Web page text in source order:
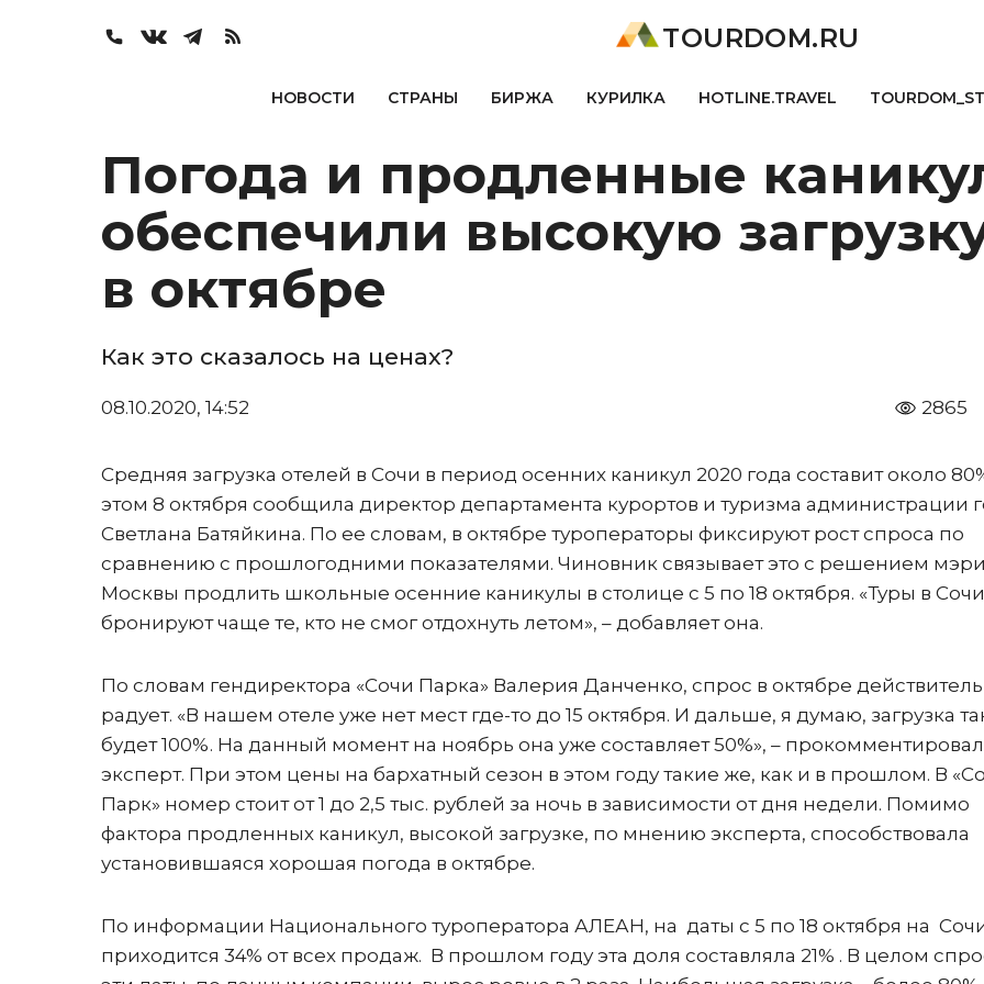
TOURDOM.RU
НОВОСТИ СТРАНЫ БИРЖА КУРИЛКА HOTLINE.TRAVEL
Погода и продленные
обеспечили высокую
в октябре
Как это сказалось на ценах?
08.10.2020, 14:52 2865
Средняя загрузка отелей в Сочи в период осенних каникул 2020 года составит около
этом 8 октября сообщила директор департамента курортов и туризма администрации
Светлана Батяйкина. По ее словам, в октябре туроператоры фиксируют рост спроса по
сравнению с прошлогодними показателями. Чиновник связывает это с решением
Москвы продлить школьные осенние каникулы в столице с 5 по 18 октября. «Туры в Сочи
бронируют чаще те, кто не смог отдохнуть летом», – добавляет она.
По словам гендиректора «Сочи Парка» Валерия Данченко, спрос в октябре
радует. «В нашем отеле уже нет мест где-то до 15 октября. И дальше, я думаю, загрузка
будет 100%. На данный момент на ноябрь она уже составляет 50%», – прокомментировал
эксперт. При этом цены на бархатный сезон в этом году такие же, как и в прошлом. В
Парк» номер стоит от 1 до 2,5 тыс. рублей за ночь в зависимости от дня недели. Помимо
фактора продленных каникул, высокой загрузке, по мнению эксперта, способствовала
установившаяся хорошая погода в октябре.
По информации Национального туроператора АЛЕАН, на даты с 5 по 18 октября на
приходится 34% от всех продаж. В прошлом году эта доля составляла 21% . В целом